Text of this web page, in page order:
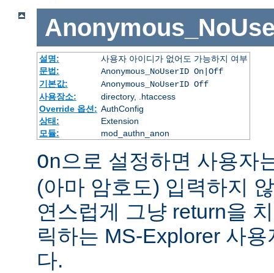
설명:
사용자 아이디가 없어도 가능하지 여부
문법:
Anonymous_NoUserID On|Off
기본값:
Anonymous_NoUserID Off
사용장소:
directory, .htaccess
Override 옵션: AuthConfig
상태:
Extension
모듈:
mod_authn_anon
On으로 설정하면 사용자
(아마 암호도) 입력하지
연스럽게 그냥 return을
릭하는 MS-Explorer 사
다.